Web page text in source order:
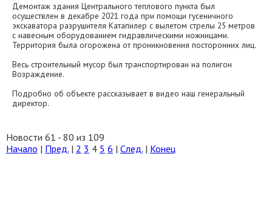
Демонтаж здания Центрального теплового пункта был
осуществлен в декабре 2021 года при помощи гусеничного
экскаватора разрушителя Катапилер с вылетом стрелы 25 метров
с навесным оборудованием гидравлическими ножницами.
Территория была огорожена от проникновения посторонних лиц.
Весь строительный мусор был транспортирован на полигон
Возраждение.
Подробно об объекте рассказывает в видео наш генеральный
директор.
Новости 61 - 80 из 109
Начало | Пред. | 2 3 4 5 6 | След. | Конец